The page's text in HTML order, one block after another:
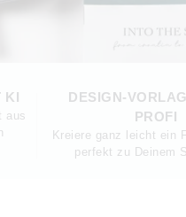
KI
aus
DESIGN-
PROFI
Kreiere ganz leicht ein
perfekt zu Deinem